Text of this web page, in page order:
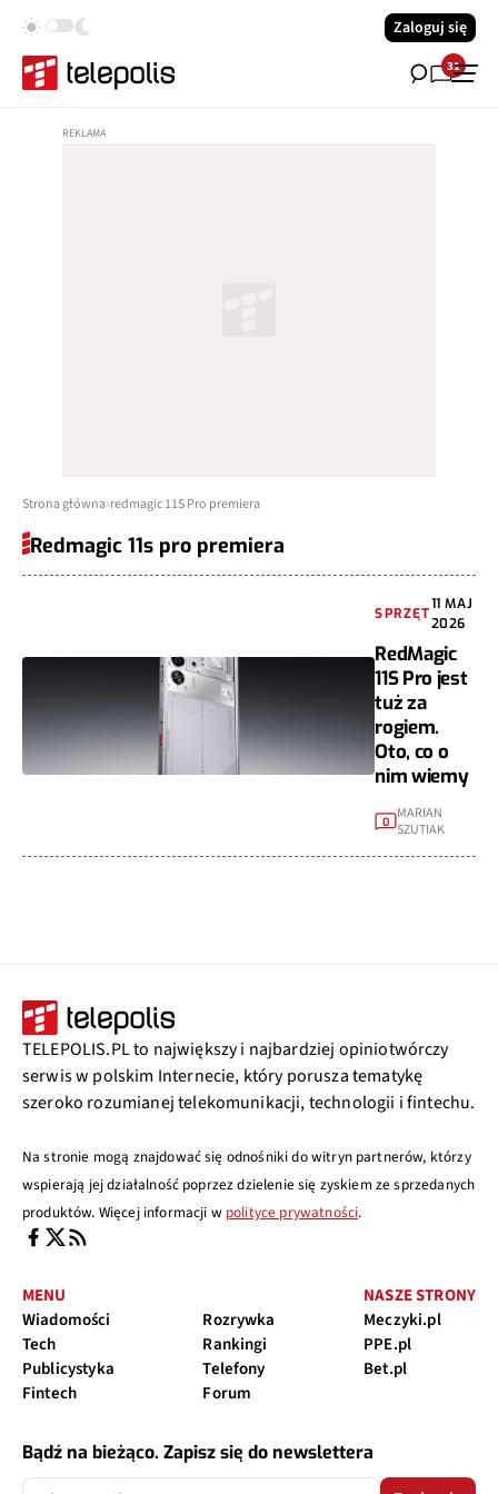
Zaloguj się
31
Strona główna redmagic 11S Pro premiera
Redmagic 11s pro premiera
SPRZĘT
11 MAJ
2026
RedMagic
11S Pro jest
tuż za
rogiem.
Oto, co o
nim wiemy
0
MARIAN
SZUTIAK
TELEPOLIS.PL to największy i najbardziej opiniotwórczy
serwis w polskim Internecie, który porusza tematykę
szeroko rozumianej telekomunikacji, technologii i fintechu.
Na stronie mogą znajdować się odnośniki do witryn partnerów, którzy
wspierają jej działalność poprzez dzielenie się zyskiem ze sprzedanych
produktów. Więcej informacji w polityce prywatności.
MENU
Wiadomości
Tech
Publicystyka
Fintech
Rozrywka
Rankingi
Telefony
Forum
NASZE STRONY
Meczyki.pl
PPE.pl
Bet.pl
Bądź na bieżąco. Zapisz się do newslettera